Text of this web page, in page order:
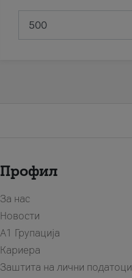
Профил
За нас
Новости
А1 Групација
Кариера
Заштита на лични податоци